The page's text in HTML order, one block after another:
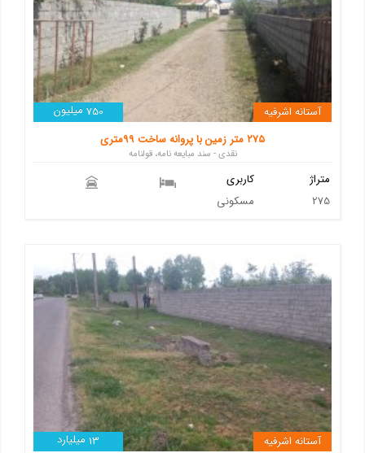
750 میلیون
آستانه اشرفیه
۲۷۵ متر زمین با پروانه ساخت ۹۹متری
نقدی - سند مبایعه نامه، قولنامه
کاربری
مسکونی
متراژ
275
13 میلیارد آستانه اشرفیه